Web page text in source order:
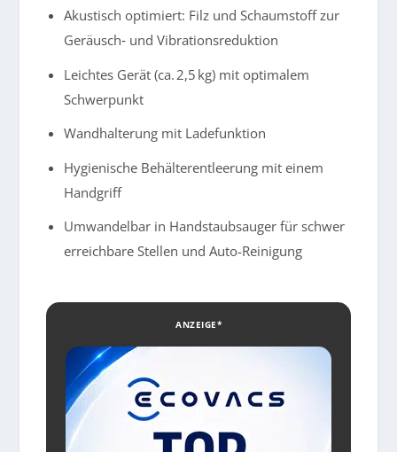
Akustisch optimiert: Filz und Schaumstoff zur
Geräusch‑ und Vibrationsreduktion
Leichtes Gerät (ca. 2,5 kg) mit optimalem
Schwerpunkt
Wandhalterung mit Ladefunktion
Hygienische Behälterentleerung mit einem
Handgriff
Umwandelbar in Handstaubsauger für schwer
erreichbare Stellen und Auto-Reinigung
ANZEIGE*